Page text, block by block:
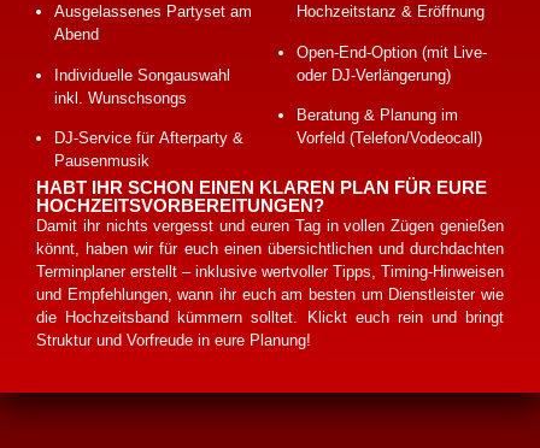
Ausgelassenes Partyset am
Abend
Individuelle Songauswahl
inkl. Wunschsongs
DJ-Service für Afterparty &
Pausenmusik
Hochzeitstanz & Eröffnung
Open-End-Option (mit Live-
oder DJ-Verlängerung)
Beratung & Planung im
Vorfeld (Telefon/Vodeocall)
HABT IHR SCHON EINEN KLAREN PLAN FÜR EURE
HOCHZEITSVORBEREITUNGEN?
Damit ihr nichts vergesst und euren Tag in vollen Zügen genießen
könnt, haben wir für euch einen übersichtlichen und durchdachten
Terminplanererstellt – inklusive wertvoller Tipps, Timing-Hinweisen
und Empfehlungen, wann ihr euch am besten um Dienstleister wie
die Hochzeitsband kümmern solltet. Klickt euch rein und bringt
Struktur und Vorfreude in eure Planung!